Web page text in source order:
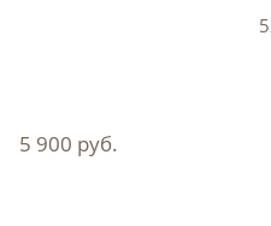
5 900 руб.